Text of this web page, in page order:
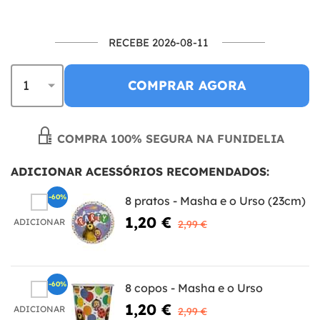
RECEBE 2026-08-11
COMPRAR AGORA
COMPRA 100% SEGURA NA FUNIDELIA
ADICIONAR ACESSÓRIOS RECOMENDADOS:
ADICIONAR
8 pratos - Masha e o Urso (23cm)
1,20 € 2,99 €
-60%
ADICIONAR
8 copos - Masha e o Urso
1,20 € 2,99 €
-60%